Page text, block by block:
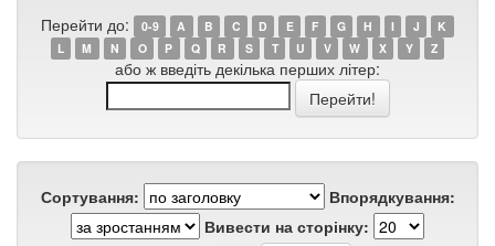
Перейти до: 0-9 A B C D E F G H I J
K
L
M N O P Q R S T U V W X Y Z
або ж введіть декілька перших літер:
Сортування:
Впорядкування:
Вивести на сторінку: